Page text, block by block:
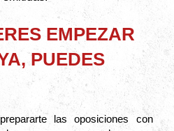
EMPEZAR
PUEDES
las oposiciones con